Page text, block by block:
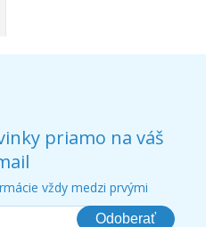
priamo na váš
vždy medzi prvými
Odoberať